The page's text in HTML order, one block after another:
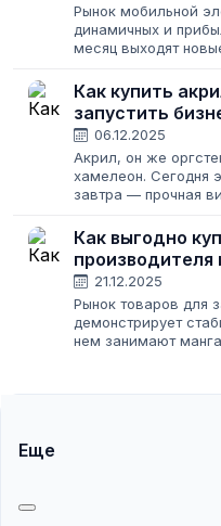
Рынок мобильной
динамичных и
месяц выходят
планирует
Как купить
запустить
06.12.2025
Акрил, он же
хамелеон. Сегодня
завтра — прочная
изделия из акрила
Как выгодно
производителя
21.12.2025
Рынок товаров для
демонстрирует
нем занимают
Еще